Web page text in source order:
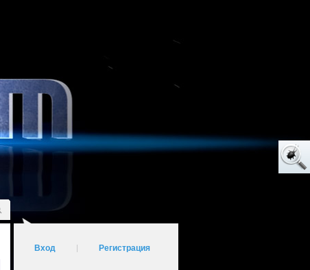
Вход Регистрация